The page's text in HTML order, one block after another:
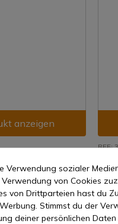
anzeigen
REF:
7-
Verwendung sozialer
von Cookies
von Drittparteien hast du
Stimmst du der
deiner persönlichen Daten